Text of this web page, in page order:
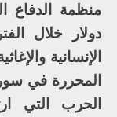
منظمة الدفاع
دولار خلال
الإنسانية
المحررة في
الحرب التي